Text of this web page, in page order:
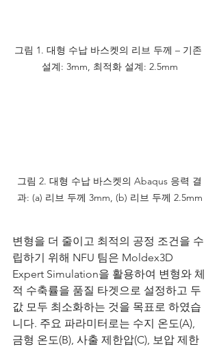
그림 1. 대형 수납 바스켓의 리브 두께 – 기존
설계: 3mm, 최적화 설계: 2.5mm
그림 2. 대형 수납 바스켓의 Abaqus 응력 결
과: (a) 리브 두께 3mm, (b) 리브 두께 2.5mm
변형을 더 줄이고 최적의 공정 조건을 수
립하기 위해 NFU 팀은 Moldex3D
Expert Simulation을 활용하여 변형와 체
적 수축률을 품질 타겟으로 설정하고 두
값 모두 최소화하는 것을 목표로 하였습
니다. 주요 파라미터로는 수지 온도(A),
금형 온도(B), 사출 제한압(C), 보압 제한